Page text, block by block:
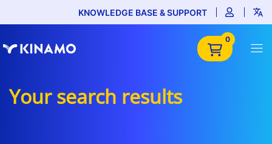
KNOWLEDGE BASE & SUPPORT
0
Your search results